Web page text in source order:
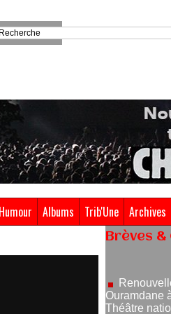
Humour Albums Trib'Une Archives
Brèves &
05/08/2026
Montchal à